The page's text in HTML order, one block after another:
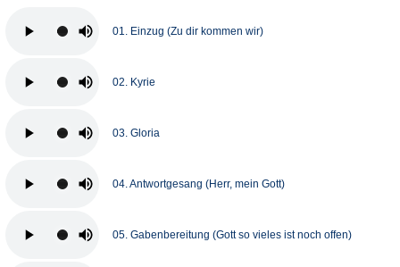
01. Einzug (Zu dir kommen wir)
02. Kyrie
03. Gloria
04. Antwortgesang (Herr, mein Gott)
05. Gabenbereitung (Gott so vieles ist noch offen)